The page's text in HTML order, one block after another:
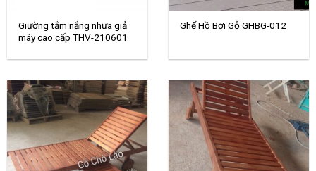
Giường tắm nắng nhựa giả
mây cao cấp THV-210601
Ghế Hồ Bơi Gỗ GHBG-012